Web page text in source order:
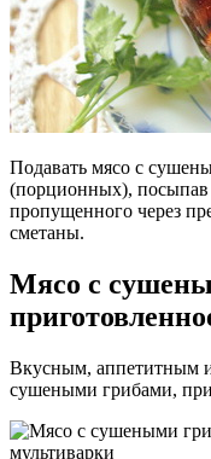
Подавать мясо с
(порционных), посыпав
пропущенного через
сметаны.
Мясо с
Вкусным, аппетитным
сушеными грибами,